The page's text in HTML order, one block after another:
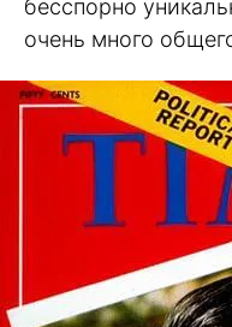
бесспорно
очень много